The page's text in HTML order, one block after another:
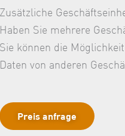
Zusätzliche
Haben Sie mehrere
Sie können die
Daten von anderen
Preis anfrage